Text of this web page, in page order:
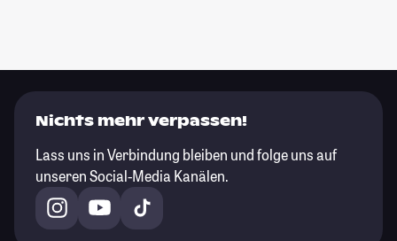
Nichts mehr verpassen!
Lass uns in Verbindung bleiben und folge uns auf
unseren Social-Media Kanälen.